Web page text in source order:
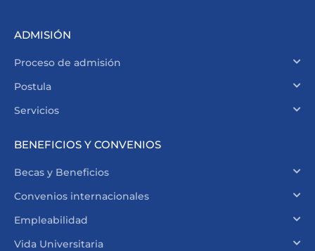
ADMISIÓN
Proceso de admisión
Postula
Servicios
BENEFICIOS Y CONVENIOS
Becas y Beneficios
Convenios internacionales
Empleabilidad
Vida Universitaria